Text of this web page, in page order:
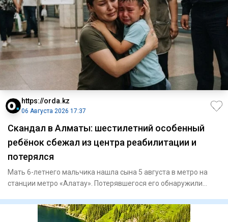
https://orda.kz
06 Августа 2026 17:37
Скандал в Алматы: шестилетний особенный
ребёнок сбежал из центра реабилитации и
потерялся
Мать 6-летнего мальчика нашла сына 5 августа в метро на
станции метро «Алатау». Потерявшегося его обнаружили